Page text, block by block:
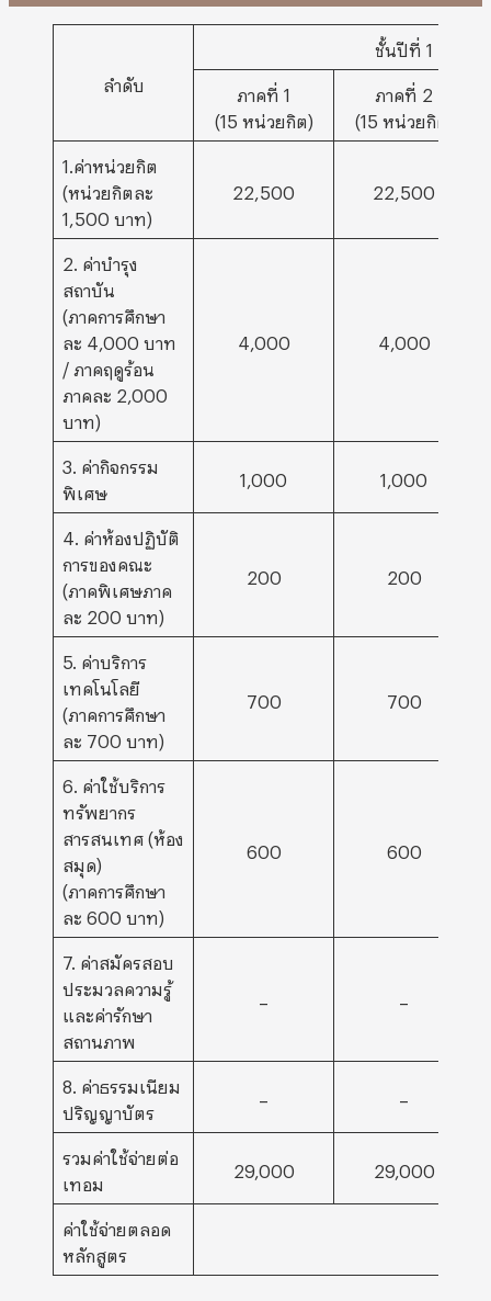
ลำดับ
ชั้นปีที่ 1
ภาคที่ 1
(15 หน่วยกิต)
ภาคที่ 2
(15 หน่วยกิต)
1.ค่าหน่วยกิต
(หน่วยกิตละ
1,500 บาท)
22,500 22,500
2. ค่าบำรุง
สถาบัน
(ภาคการศึกษา
ละ 4,000 บาท
/ ภาคฤดูร้อน
ภาคละ 2,000
บาท)
4,000 4,000
3. ค่ากิจกรรม
พิเศษ
1,000 1,000
4. ค่าห้องปฏิบัติ
การของคณะ
(ภาคพิเศษภาค
ละ 200 บาท)
200 200
5. ค่าบริการ
เทคโนโลยี
(ภาคการศึกษา
ละ 700 บาท)
700 700
6. ค่าใช้บริการ
ทรัพยากร
สารสนเทศ (ห้อง
สมุด)
(ภาคการศึกษา
ละ 600 บาท)
600 600
7. ค่าสมัครสอบ
ประมวลความรู้
และค่ารักษา
สถานภาพ
8. ค่าธรรมเนียม
ปริญญาบัตร
รวมค่าใช้จ่ายต่อ
เทอม
29,000 29,000
ค่าใช้จ่ายตลอด
หลักสูตร